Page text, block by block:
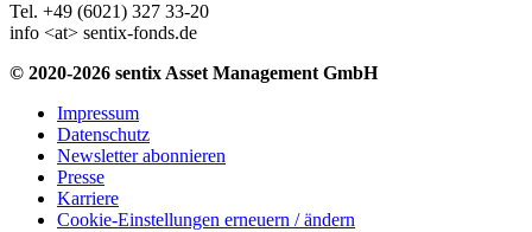
Tel. +49 (6021) 327 33-20
info <at> sentix-fonds.de
© 2020-2026 sentix Asset Management GmbH
Impressum
Datenschutz
Newsletter abonnieren
Presse
Karriere
Cookie-Einstellungen erneuern / ändern